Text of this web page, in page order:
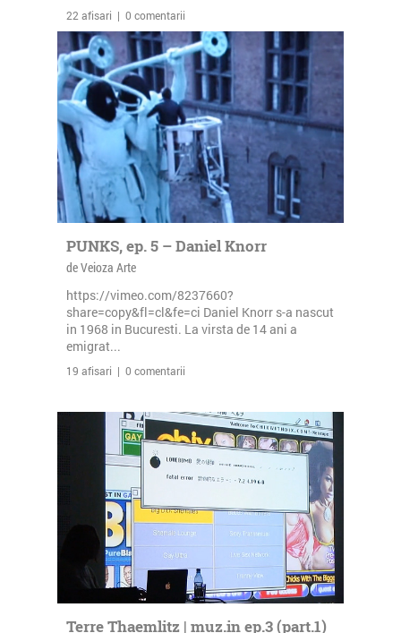
22 afisari | 0 comentarii
PUNKS, ep. 5 – Daniel Knorr
de Veioza Arte
https://vimeo.com/8237660?
share=copy&fl=cl&fe=ci Daniel Knorr s-a nascut
in 1968 in Bucuresti. La virsta de 14 ani a
emigrat...
19 afisari | 0 comentarii
Terre Thaemlitz | muz.in ep.3 (part.1)